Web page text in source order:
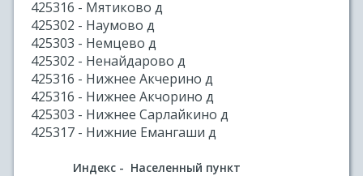
425316 - Мятиково д
425302 - Наумово д
425303 - Немцево д
425302 - Ненайдарово д
425316 - Нижнее Акчерино д
425316 - Нижнее Акчорино д
425303 - Нижнее Сарлайкино д
425317 - Нижние Емангаши д
Индекс - Населенный пункт